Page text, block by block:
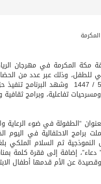
مكة المكرمة في مهرجان
للطفل، وذلك عبر عدد من
يومي الأربعاء والخميس 28–29 /
تفاعلية، وبرامج
“الطفولة في ضوء الرعاية
30 دقيقة، وشملت برامج
ثم السلام الملكي
” دعاء”، إضافة إلى فقرة كلمة
عن الأم قدمها أطفال